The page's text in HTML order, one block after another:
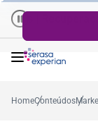
de
no mês
HomeConteúdos